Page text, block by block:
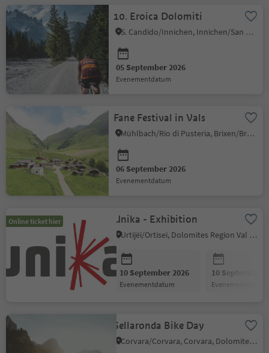
10. Eroica Dolomiti
S. Candido/Innichen, Innichen/San Candido, Dolomites Region 3 Zinnen
05 September 2026
evenementdatum
Fane Festival in Vals
Mühlbach/Rio di Pusteria, Brixen/Bressanone and environs
06 September 2026
evenementdatum
Online ticket hier Unika - Exhibition
Urtijëi/Ortisei, Dolomites Region Val Gardena
10 September 2026
evenementdatum
10 September
evenementdatum
Sellaronda Bike Day
Corvara/Corvara, Corvara, Dolomites Region Alta Badia